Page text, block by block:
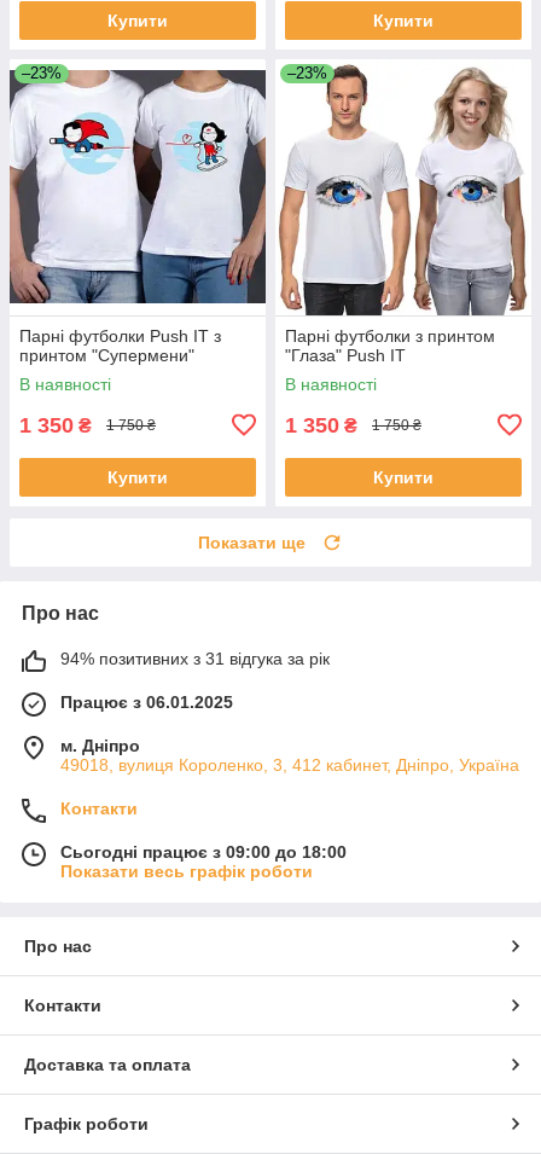
Купити Купити
–23%
Парні футболки Push IT з
принтом "Супермени"
В наявності
1 350 ₴ 1 750 ₴
Купити
–23%
Парні футболки з принтом
"Глаза" Push IT
В наявності
1 350 ₴ 1 750 ₴
Купити
Показати ще
Про нас
94% позитивних з 31 відгука за рік
Працює з 06.01.2025
м. Дніпро
49018, вулиця Короленко, 3, 412 кабинет, Дніпро, Україна
Контакти
Сьогодні працює з 09:00 до 18:00
Показати весь графік роботи
Про нас
Контакти
Доставка та оплата
Графік роботи